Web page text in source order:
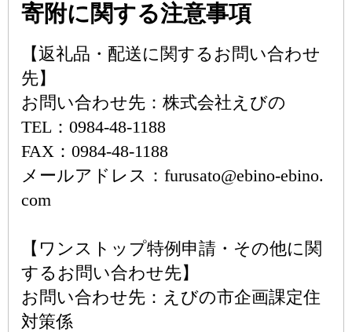
寄附に関する注意事項
【返礼品・配送に関するお問い合わせ
先】
お問い合わせ先：株式会社えびの
TEL：0984-48-1188
FAX：0984-48-1188
メールアドレス：furusato@ebino-ebino.
com
【ワンストップ特例申請・その他に関
するお問い合わせ先】
お問い合わせ先：えびの市企画課定住
対策係